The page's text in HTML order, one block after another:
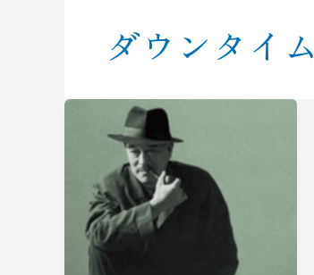
ダウンタイム